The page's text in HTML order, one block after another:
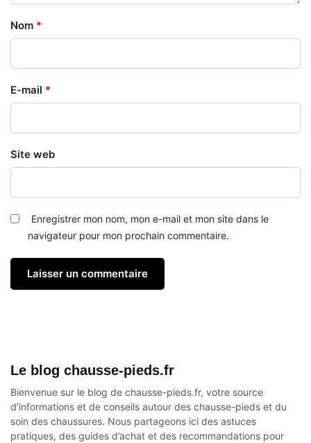
Nom *
E-mail *
Site web
Enregistrer mon nom, mon e-mail et mon site dans le
navigateur pour mon prochain commentaire.
Le blog chausse-pieds.fr
Bienvenue sur le blog de chausse-pieds.fr, votre source
d’informations et de conseils autour des chausse-pieds et du
soin des chaussures. Nous partageons ici des astuces
pratiques, des guides d’achat et des recommandations pour